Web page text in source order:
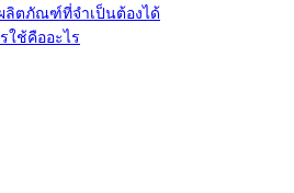
ลิตภัณฑ์ที่จำเป็นต้องได้
ใช้คืออะไร